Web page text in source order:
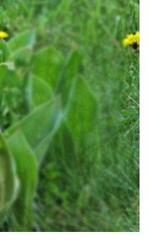
Kedi Yavrusunu Neden
ve Terk Eder?
Beslenebilecek En Tatlı 21
Kedi Cinsi
Kedilerde Pire Nasıl